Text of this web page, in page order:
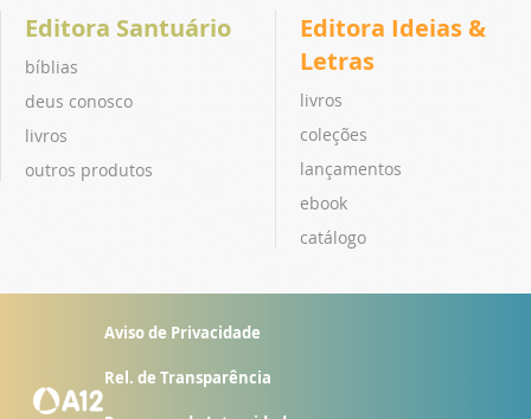
Editora Santuário
bíblias
deus conosco
livros
outros produtos
Editora Ideias &
Letras
livros
coleções
lançamentos
ebook
catálogo
Aviso de Privacidade
Rel. de Transparência